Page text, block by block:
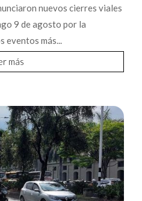
nuevos cierres viales
9 de agosto por la
eventos más...
más